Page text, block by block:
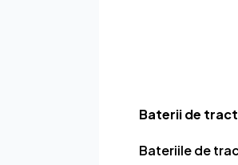
Baterii de
Bateriile de